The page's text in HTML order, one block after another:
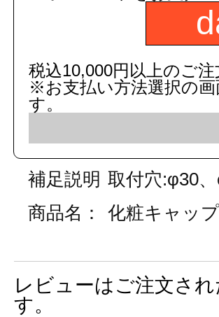
５営業日出荷(メーカ
111821010102
品番： A-1322
補足説明 取付穴:φ30
商品名：
化粧キャップ
レビューはご注文さ
す。
税込10,000円以上のご
※お支払い方法選択の
す。